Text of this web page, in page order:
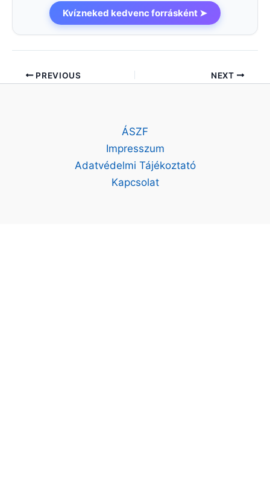
Kvízneked kedvenc forrásként ➤
PREVIOUS NEXT
ÁSZF
Impresszum
Adatvédelmi Tájékoztató
Kapcsolat